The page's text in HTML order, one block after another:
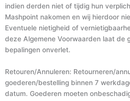
indien derden niet of tijdig hun
Mashpoint nakomen en wij hierdoor
Eventuele nietigheid of
deze Algemene Voorwaarden laat de
bepalingen onverlet.
Retouren/Annuleren: Retourneren/
goederen/bestelling binnen 7
datum. Goederen moeten